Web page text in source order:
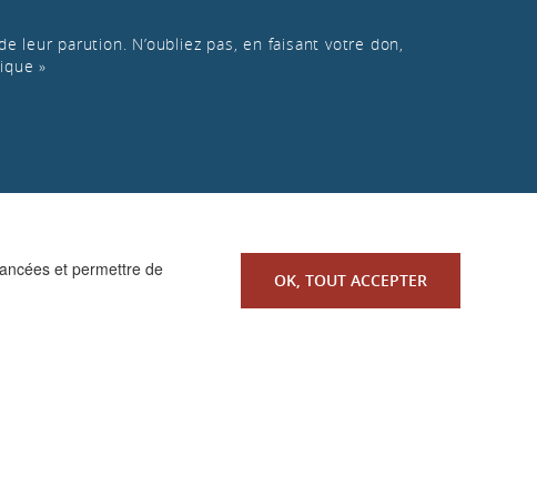
et permettre de
OK, TOUT ACCEPTER
parution. N’oubliez pas, en faisant votre don,
»